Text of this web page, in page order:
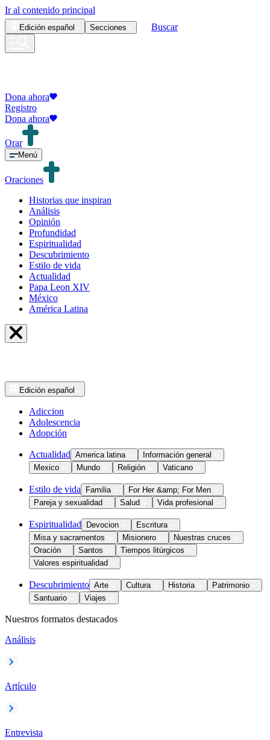
Ir al contenido principal
Edición español Secciones Buscar
Dona ahora
Registro
Dona ahora
Orar
Menú
Oraciones
Historias que inspiran
Análisis
Opinión
Profundidad
Espiritualidad
Descubrimiento
Estilo de vida
Actualidad
Papa Leon XIV
México
América Latina
Edición español
Adiccion
Adolescencia
Adopción
Actualidad America latina
Información general
Mexico
Mundo Religión Vaticano
Estilo de vida Familia
For Her &amp; For Men
Pareja y sexualidad
Salud Vida profesional
Espiritualidad Devocion
Escritura
Misa y sacramentos
Misionero
Nuestras cruces
Oración
Santos
Tiempos litúrgicos
Valores espiritualidad
Descubrimiento Arte Cultura Historia
Patrimonio
Santuario
Viajes
Nuestros formatos destacados
Análisis
Artículo
Entrevista